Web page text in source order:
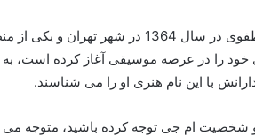
سهراب مصطفوی در سال 1364 در
خود را در عرصه موسیقی آغاز کرده است،
با این نام هنری او را می‌ شناسند.
و شخصیت ام‌ جی توجه کرده باشید، متوجه